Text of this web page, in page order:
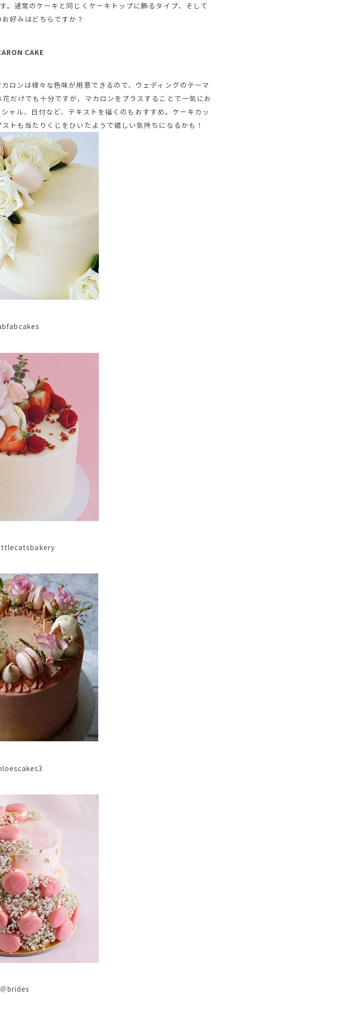
。通常のケーキと同じくケーキトップに飾るタイプ、そして
好みはどちらですか？
CAKE
ロンは様々な色味が用意できるので、ウェディングのテーマ
だけでも十分ですが、マカロンをプラスすることで一気にお
ャル、日付など、テキストを描くのもおすすめ。ケーキカッ
トも当たりくじをひいたようで嬉しい気持ちになるかも！
＠brides